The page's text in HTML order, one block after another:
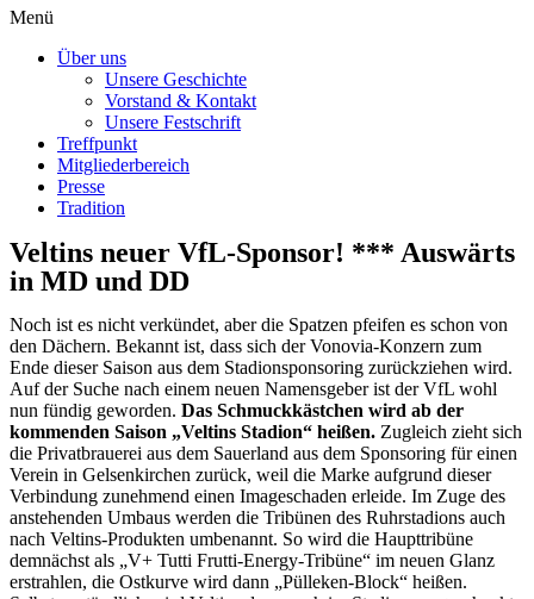
Menü
Über uns
Unsere Geschichte
Vorstand & Kontakt
Unsere Festschrift
Treffpunkt
Mitgliederbereich
Presse
Tradition
Veltins neuer VfL-Sponsor! *** Auswärts
in MD und DD
Noch ist es nicht verkündet, aber die Spatzen pfeifen es schon von
den Dächern. Bekannt ist, dass sich der Vonovia-Konzern zum
Ende dieser Saison aus dem Stadionsponsoring zurückziehen wird.
Auf der Suche nach einem neuen Namensgeber ist der VfL wohl
nun fündig geworden. Das Schmuckkästchen wird ab der
kommenden Saison „Veltins Stadion“ heißen. Zugleich zieht sich
die Privatbrauerei aus dem Sauerland aus dem Sponsoring für einen
Verein in Gelsenkirchen zurück, weil die Marke aufgrund dieser
Verbindung zunehmend einen Imageschaden erleide. Im Zuge des
anstehenden Umbaus werden die Tribünen des Ruhrstadions auch
nach Veltins-Produkten umbenannt. So wird die Haupttribüne
demnächst als „V+ Tutti Frutti-Energy-Tribüne“ im neuen Glanz
erstrahlen, die Ostkurve wird dann „Pülleken-Block“ heißen.